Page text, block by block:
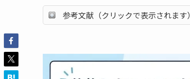
参考文献（クリックで表示されます）